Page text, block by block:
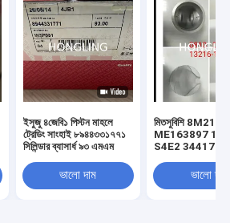
ইসুজু ৪জেবি১ পিস্টন মাহলে
ট্রেডিং সাংহাই ৮৯৪৪৩৩১৭৭১
সিলিন্ডার ব্যাসার্ধ ৯৩ এমএম
ভালো দাম
মিতসুবিশি 8M21
ME163897
S4E2 34417-
H06BTভালো দাম